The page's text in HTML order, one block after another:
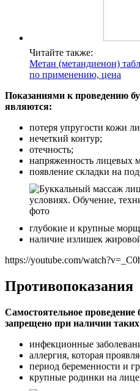
Читайте также:
Метан (метандиенон)
по применению, цена
Показаниями к проведению
являются:
потеря упругости кожи
нечеткий контур;
отечность;
напряженность лицевых
появление складки на
глубокие и крупные
наличие излишек
https://youtube.com/
Противопоказания
Самостоятельное проведение
запрещено при наличии
инфекционные
аллергия, которая
период беременности и
крупные родинки на